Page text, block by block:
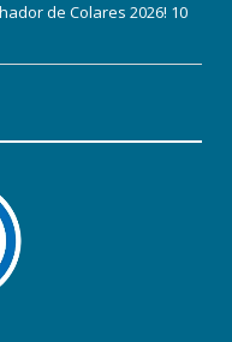
de Colares 2026! 10